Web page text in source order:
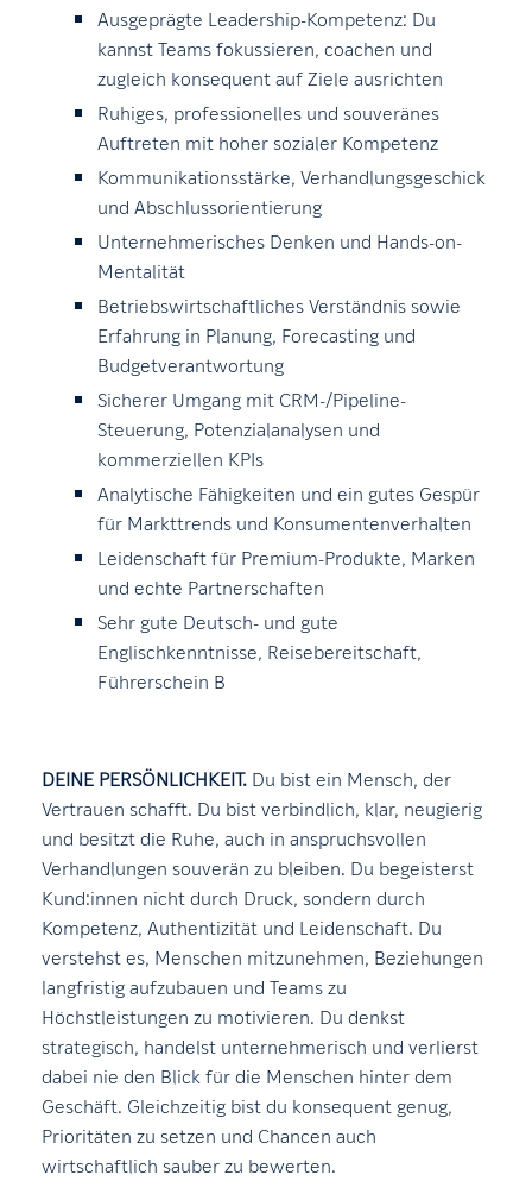
Ausgeprägte Leadership-Kompetenz: Du
kannst Teams fokussieren, coachen und
zugleich konsequent auf Ziele ausrichten
Ruhiges, professionelles und souveränes
Auftreten mit hoher sozialer Kompetenz
Kommunikationsstärke, Verhandlungsgeschick
und Abschlussorientierung
Unternehmerisches Denken und Hands-on-
Mentalität
Betriebswirtschaftliches Verständnis sowie
Erfahrung in Planung, Forecasting und
Budgetverantwortung
Sicherer Umgang mit CRM-/Pipeline-
Steuerung, Potenzialanalysen und
kommerziellen KPIs
Analytische Fähigkeiten und ein gutes Gespür
für Markttrends und Konsumentenverhalten
Leidenschaft für Premium-Produkte, Marken
und echte Partnerschaften
Sehr gute Deutsch- und gute
Englischkenntnisse, Reisebereitschaft,
Führerschein B
DEINE PERSÖNLICHKEIT. Du bist ein Mensch, der
Vertrauen schafft. Du bist verbindlich, klar, neugierig
und besitzt die Ruhe, auch in anspruchsvollen
Verhandlungen souverän zu bleiben. Du begeisterst
Kund:innen nicht durch Druck, sondern durch
Kompetenz, Authentizität und Leidenschaft. Du
verstehst es, Menschen mitzunehmen, Beziehungen
langfristig aufzubauen und Teams zu
Höchstleistungen zu motivieren. Du denkst
strategisch, handelst unternehmerisch und verlierst
dabei nie den Blick für die Menschen hinter dem
Geschäft. Gleichzeitig bist du konsequent genug,
Prioritäten zu setzen und Chancen auch
wirtschaftlich sauber zu bewerten.